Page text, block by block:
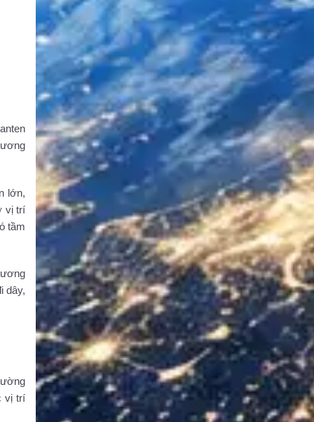
lớn,
vị trí
tầm
dây,
vị trí